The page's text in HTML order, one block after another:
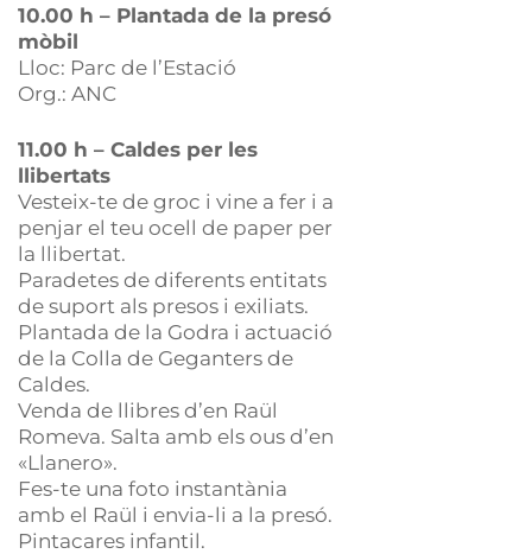
10.00 h – Plantada de la presó
mòbil
Lloc: Parc de l’Estació
Org.: ANC
11.00 h – Caldes per les
llibertats
Vesteix-te de groc i vine a fer i a
penjar el teu ocell de paper per
la llibertat.
Paradetes de diferents entitats
de suport als presos i exiliats.
Plantada de la Godra i actuació
de la Colla de Geganters de
Caldes.
Venda de llibres d’en Raül
Romeva. Salta amb els ous d’en
«Llanero».
Fes-te una foto instantània
amb el Raül i envia-li a la presó.
Pintacares infantil.